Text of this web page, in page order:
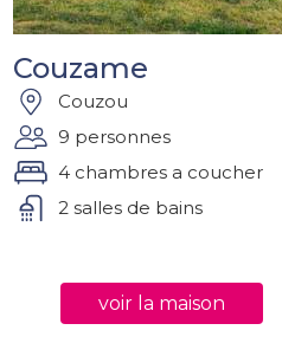
Couzame
Couzou
9 personnes
4 chambres a coucher
2 salles de bains
voir la maison